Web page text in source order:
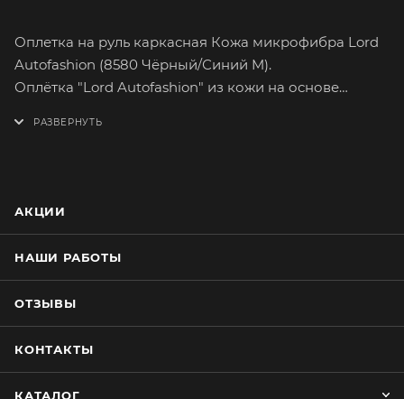
Оплетка на руль каркасная Кожа микрофибра Lord
Autofashion (8580 Чёрный/Синий M).
Оплётка "Lord Autofashion" из кожи на основе
оригинального материала руля.
форму. Форму оплётки, на протяжении всего срока
каркас, который предотвращает её
Простейшая установка не займёт много времени.
АКЦИИ
НАШИ РАБОТЫ
ОТЗЫВЫ
КОНТАКТЫ
КАТАЛОГ